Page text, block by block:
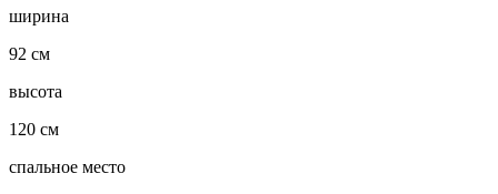
ширина
92 см
высота
120 см
спальное место